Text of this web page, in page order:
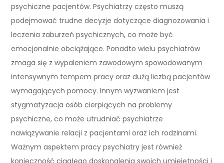
psychiczne pacjentów. Psychiatrzy często muszą
podejmować trudne decyzje dotyczące diagnozowania i
leczenia zaburzeń psychicznych, co może być
emocjonalnie obciążające. Ponadto wielu psychiatrów
zmaga się z wypaleniem zawodowym spowodowanym
intensywnym tempem pracy oraz dużą liczbą pacjentów
wymagających pomocy. Innym wyzwaniem jest
stygmatyzacja osób cierpiących na problemy
psychiczne, co może utrudniać psychiatrze
nawiązywanie relacji z pacjentami oraz ich rodzinami.
Ważnym aspektem pracy psychiatry jest również
konieczność ciągłego doskonalenia swoich umiejętności i